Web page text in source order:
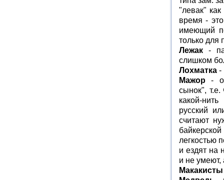
"левак"
время -
имеющий
только
Лежак -
слишком
Лохматка -
Мажор -
сынок",
какой-
русский
считают
легкостью
и ездят на
и не умеют,
Макакисты